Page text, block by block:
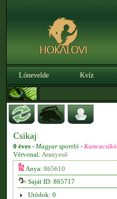
Lónevelde Kvíz
Csikaj
0 éves - Magyar sportló - Kancacsikó
Vérvonal: Aranyeső
Anya: 865610
Saját ID: 865717
Utódok: 0